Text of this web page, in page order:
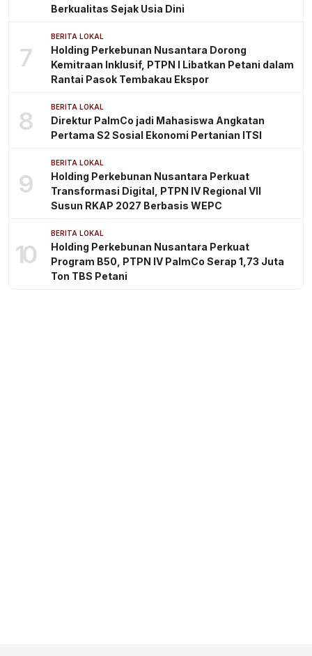
Berkualitas Sejak Usia Dini
7
BERITA LOKAL
Holding Perkebunan Nusantara Dorong
Kemitraan Inklusif, PTPN I Libatkan Petani dalam
Rantai Pasok Tembakau Ekspor
8 BERITA LOKAL
Direktur PalmCo jadi Mahasiswa Angkatan
Pertama S2 Sosial Ekonomi Pertanian ITSI
9
BERITA LOKAL
Holding Perkebunan Nusantara Perkuat
Transformasi Digital, PTPN IV Regional VII
Susun RKAP 2027 Berbasis WEPC
10
BERITA LOKAL
Holding Perkebunan Nusantara Perkuat
Program B50, PTPN IV PalmCo Serap 1,73 Juta
Ton TBS Petani